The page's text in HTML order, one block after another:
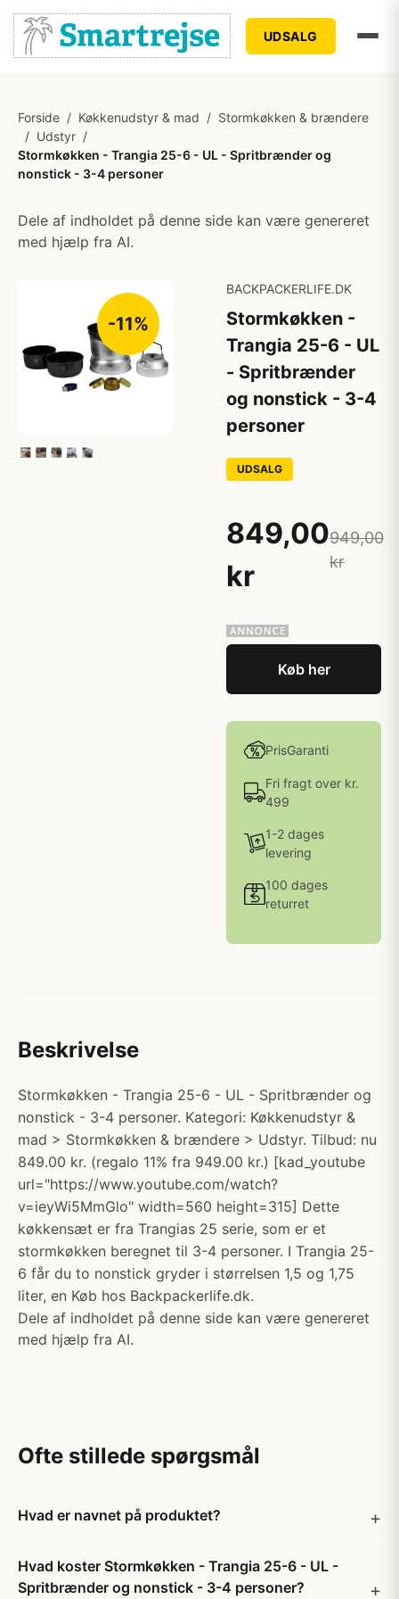
UDSALG
Forside / Køkkenudstyr & mad / Stormkøkken & brændere
/ Udstyr /
Stormkøkken - Trangia 25-6 - UL - Spritbrænder og
nonstick - 3-4 personer
Dele af indholdet på denne side kan være genereret
med hjælp fra AI.
-11%
BACKPACKERLIFE.DK
Stormkøkken -
Trangia 25-6 - UL
- Spritbrænder
og nonstick - 3-4
personer
UDSALG
849,00
kr
949,00
kr
Køb her
PrisGaranti
Fri fragt over kr.
499
1-2 dages
levering
100 dages
returret
Beskrivelse
Stormkøkken - Trangia 25-6 - UL - Spritbrænder og
nonstick - 3-4 personer. Kategori: Køkkenudstyr &
mad > Stormkøkken & brændere > Udstyr. Tilbud: nu
849.00 kr. (regalo 11% fra 949.00 kr.) [kad_youtube
url="https://www.youtube.com/watch?
v=ieyWi5MmGlo" width=560 height=315] Dette
køkkensæt er fra Trangias 25 serie, som er et
stormkøkken beregnet til 3-4 personer. I Trangia 25-
6 får du to nonstick gryder i størrelsen 1,5 og 1,75
liter, en Køb hos Backpackerlife.dk.
Dele af indholdet på denne side kan være genereret
med hjælp fra AI.
Ofte stillede spørgsmål
Hvad er navnet på produktet?
Hvad koster Stormkøkken - Trangia 25-6 - UL -
Spritbrænder og nonstick - 3-4 personer?